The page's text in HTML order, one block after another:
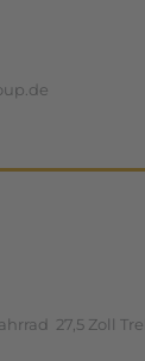
27,5 Zoll